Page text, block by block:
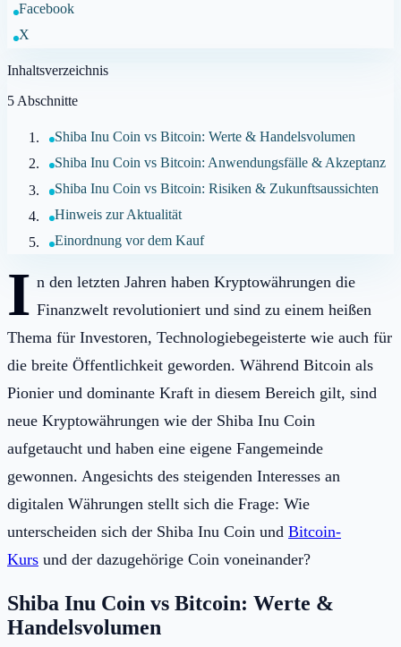
Facebook
X
Inhaltsverzeichnis
5 Abschnitte
Shiba Inu Coin vs Bitcoin: Werte & Handelsvolumen
Shiba Inu Coin vs Bitcoin: Anwendungsfälle & Akzeptanz
Shiba Inu Coin vs Bitcoin: Risiken & Zukunftsaussichten
Hinweis zur Aktualität
Einordnung vor dem Kauf
I n den letzten Jahren haben Kryptowährungen die
Finanzwelt revolutioniert und sind zu einem heißen
Thema für Investoren, Technologiebegeisterte wie auch für
die breite Öffentlichkeit geworden. Während Bitcoin als
Pionier und dominante Kraft in diesem Bereich gilt, sind
neue Kryptowährungen wie der Shiba Inu Coin
aufgetaucht und haben eine eigene Fangemeinde
gewonnen. Angesichts des steigenden Interesses an
digitalen Währungen stellt sich die Frage: Wie
unterscheiden sich der Shiba Inu Coin und Bitcoin-
Kurs und der dazugehörige Coin voneinander?
Shiba Inu Coin vs Bitcoin: Werte &
Handelsvolumen